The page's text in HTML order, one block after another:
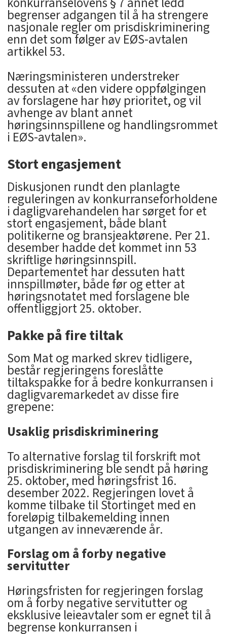
begrenser adgangen til å ha strengere
nasjonale regler om prisdiskriminering
enn det som følger av EØS-avtalen
artikkel 53.
Næringsministeren understreker
dessuten at «den videre oppfølgingen
av forslagene har høy prioritet, og vil
avhenge av blant annet
høringsinnspillene og handlingsrommet
i EØS-avtalen».
Stort engasjement
Diskusjonen rundt den planlagte
reguleringen av konkurranseforholdene
i dagligvarehandelen har sørget for et
stort engasjement, både blant
politikerne og bransjeaktørene. Per 21.
desember hadde det kommet inn 53
skriftlige høringsinnspill.
Departementet har dessuten hatt
innspillmøter, både før og etter at
høringsnotatet med forslagene ble
offentliggjort 25. oktober.
Pakke på fire tiltak
Som Mat og marked skrev tidligere,
består regjeringens foreslåtte
tiltakspakke for å bedre konkurransen i
dagligvaremarkedet av disse fire
grepene:
Usaklig prisdiskriminering
To alternative forslag til forskrift mot
prisdiskriminering ble sendt på høring
25. oktober, med høringsfrist 16.
desember 2022. Regjeringen lovet å
komme tilbake til Stortinget med en
foreløpig tilbakemelding innen
utgangen av inneværende år.
Forslag om å forby negative
servitutter
Høringsfristen for regjeringen forslag
om å forby negative servitutter og
eksklusive leieavtaler som er egnet til å
begrense konkurransen i